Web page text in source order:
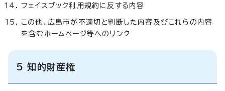
フェイスブック利用規約に反する内容
この他、広島市が不適切と判断した内容及びこれらの内容
を含むホームページ等へのリンク
5 知的財産権